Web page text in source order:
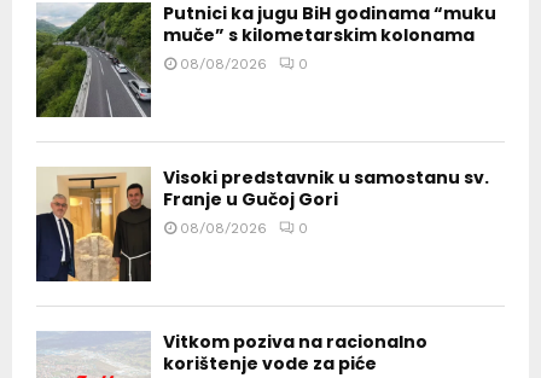
Putnici ka jugu BiH godinama “muku
muče” s kilometarskim kolonama
08/08/2026 0
Visoki predstavnik u samostanu sv.
Franje u Gučoj Gori
08/08/2026 0
Vitkom poziva na racionalno
korištenje vode za piće